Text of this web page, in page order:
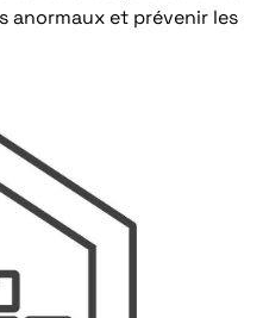
anormaux et prévenir les